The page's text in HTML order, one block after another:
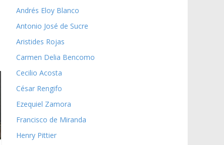
Andrés Eloy Blanco
Antonio José de Sucre
Aristides Rojas
Carmen Delia Bencomo
Cecilio Acosta
César Rengifo
Ezequiel Zamora
Francisco de Miranda
Henry Pittier